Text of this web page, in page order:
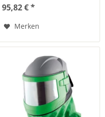
95,82 € *
Merken